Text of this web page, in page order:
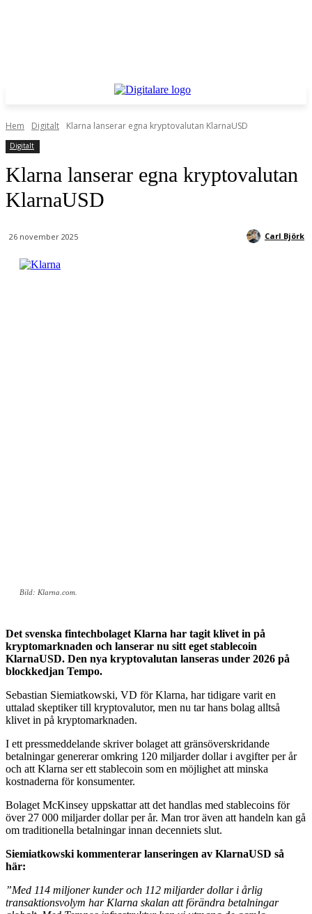
Hem Digitalt Klarna lanserar egna kryptovalutan KlarnaUSD
Digitalt
Klarna lanserar egna kryptovalutan
KlarnaUSD
Carl Björk
26 november 2025
Bild: Klarna.com.
Det svenska fintechbolaget Klarna har tagit klivet in på
kryptomarknaden och lanserar nu sitt eget stablecoin
KlarnaUSD. Den nya kryptovalutan lanseras under 2026 på
blockkedjan Tempo.
Sebastian Siemiatkowski, VD för Klarna, har tidigare varit en
uttalad skeptiker till kryptovalutor, men nu tar hans bolag alltså
klivet in på kryptomarknaden.
I ett pressmeddelande skriver bolaget att gränsöverskridande
betalningar genererar omkring 120 miljarder dollar i avgifter per år
och att Klarna ser ett stablecoin som en möjlighet att minska
kostnaderna för konsumenter.
Bolaget McKinsey uppskattar att det handlas med stablecoins för
över 27 000 miljarder dollar per år. Man tror även att handeln kan gå
om traditionella betalningar innan decenniets slut.
Siemiatkowski kommenterar lanseringen av KlarnaUSD så
här:
”Med 114 miljoner kunder och 112 miljarder dollar i årlig
transaktionsvolym har Klarna skalan att förändra betalningar